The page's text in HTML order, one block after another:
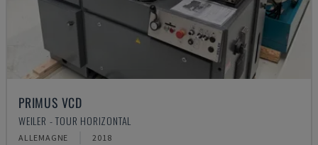
PRIMUS VCD
WEILER - TOUR HORIZONTAL
ALLEMAGNE 2018